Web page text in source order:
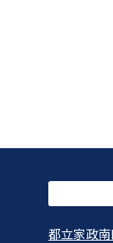
都立家政